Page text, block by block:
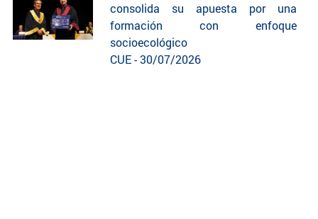
consolida su apuesta por una
formación con enfoque
socioecológico
CUE - 30/07/2026